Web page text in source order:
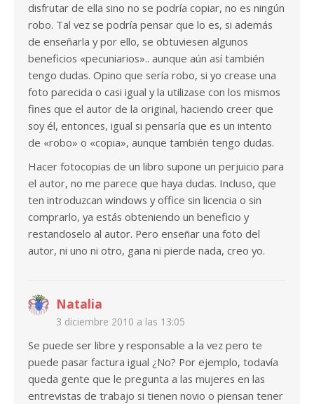
disfrutar de ella sino no se podría copiar, no es ningún
robo. Tal vez se podría pensar que lo es, si además
de enseñarla y por ello, se obtuviesen algunos
beneficios «pecuniarios».. aunque aún así también
tengo dudas. Opino que sería robo, si yo crease una
foto parecida o casi igual y la utilizase con los mismos
fines que el autor de la original, haciendo creer que
soy él, entonces, igual si pensaría que es un intento
de «robo» o «copia», aunque también tengo dudas.
Hacer fotocopias de un libro supone un perjuicio para
el autor, no me parece que haya dudas. Incluso, que
ten introduzcan windows y office sin licencia o sin
comprarlo, ya estás obteniendo un beneficio y
restandoselo al autor. Pero enseñar una foto del
autor, ni uno ni otro, gana ni pierde nada, creo yo.
Natalia
3 diciembre 2010 a las 13:05
Se puede ser libre y responsable a la vez pero te
puede pasar factura igual ¿No? Por ejemplo, todavía
queda gente que le pregunta a las mujeres en las
entrevistas de trabajo si tienen novio o piensan tener